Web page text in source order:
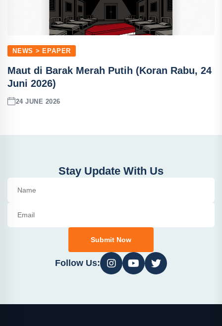
NEWS > EPAPER
Maut di Barak Merah Putih (Koran Rabu, 24
Juni 2026)
24 JUNE 2026
Stay Update With Us
Submit Now
Follow Us: